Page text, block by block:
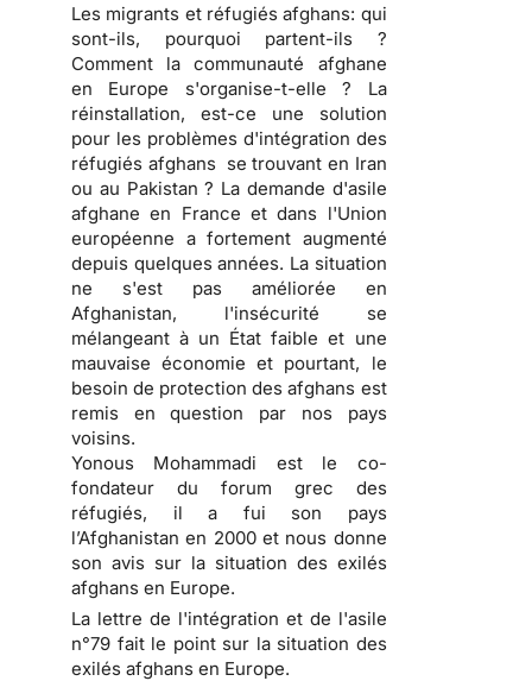
Les migrants et réfugiés afghans: qui
sont-ils, pourquoi partent-ils ?
Comment la communauté afghane
en Europe s'organise-t-elle ? La
réinstallation, est-ce une solution
pour les problèmes d'intégration des
réfugiés afghans se trouvant en Iran
ou au Pakistan ? La demande d'asile
afghane en France et dans l'Union
européenne a fortement augmenté
depuis quelques années. La situation
ne s'est pas améliorée en
Afghanistan, l'insécurité se
mélangeant à un État faible et une
mauvaise économie et pourtant, le
besoin de protection des afghans est
remis en question par nos pays
voisins.
Yonous Mohammadi est le co-
fondateur du forum grec des
réfugiés, il a fui son pays
l’Afghanistan en 2000 et nous donne
son avis sur la situation des exilés
afghans en Europe.
La lettre de l'intégration et de l'asile
n°79 fait le point sur la situation des
exilés afghans en Europe.